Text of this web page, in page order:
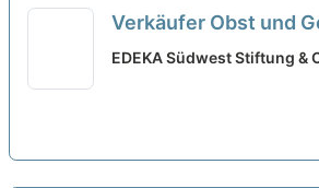
Verkäufer Obst und
neu
EDEKA Südwest Stiftung &